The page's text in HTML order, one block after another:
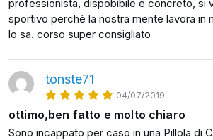
dei più completi programmi italiani
coaching
È autore dei bestseller “Atleta
tecniche per diventare campioni
vita,
professionista, dispobibile e concreto, si
sportivo perchè la nostra mente lavora in
lo sa. corso super consigliato
tonste71
04/07/2019
ottimo,ben fatto e molto chiaro
Sono incappato per caso in una Pillola di